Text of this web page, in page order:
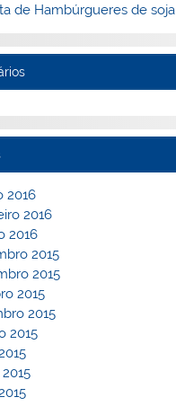
de Hambúrgueres de soja
2016
2016
2016
2015
2015
2015
2015
2015